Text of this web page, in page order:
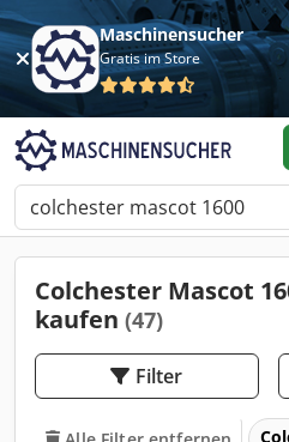
Maschinensucher
Gratis im Store
Colchester Mascot
kaufen (47)
Filter